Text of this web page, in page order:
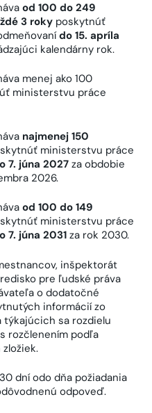
od 100 do 249
3 roky poskytnúť
do 15. apríla
kalendárny rok.
menej ako 100
ministerstvu práce
najmenej 150
ministerstvu práce
7. júna 2027 za obdobie
2026.
od 100 do 149
ministerstvu práce
7. júna 2031 za rok 2030.
inšpektorát
pre ľudské práva
o dodatočné
informácií zo
týkajúcich sa rozdielu
rozčlenením podľa
dní odo dňa požiadania
odpoveď.